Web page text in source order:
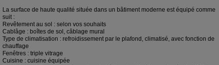
La surface de haute qualité située dans un bâtiment moderne est équipé comme
suit :
Revêtement au sol : selon vos souhaits
Cablâge : boîtes de sol, câblage mural
Type de climatisation : refroidissement par le plafond, climatisé, avec fonction de
chauffage
Fenêtres : triple vitrage
Cuisine : cuisine équipée